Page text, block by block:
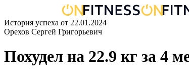
История успеха от 22.01.2024
Орехов Сергей Григорьевич
Похудел на 22.9 кг за 4